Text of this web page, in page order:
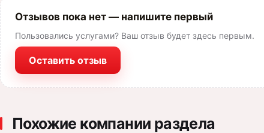
Отзывов пока нет — напишите первый
Пользовались услугами? Ваш отзыв будет здесь первым.
Оставить отзыв
Похожие компании раздела